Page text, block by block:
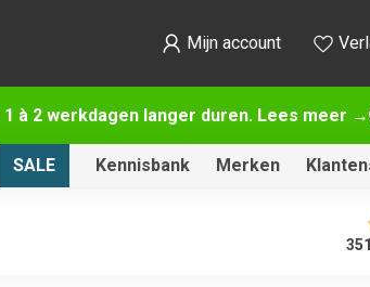
à 2 werkdagen langer duren. Lees meer →
Mijn account
SALE Kennisbank Merken